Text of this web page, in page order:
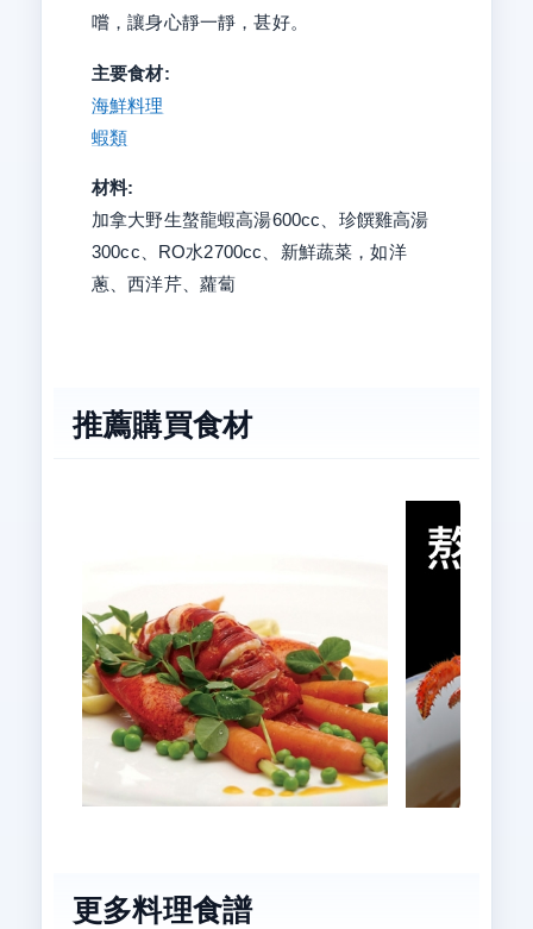
嚐，讓身心靜一靜，甚好。
主要食材:
海鮮料理
蝦類
材料:
加拿大野生螯龍蝦高湯600cc、珍饌雞高湯
300cc、RO水2700cc、新鮮蔬菜，如洋
蔥、西洋芹、蘿蔔
推薦購買食材
更多料理食譜